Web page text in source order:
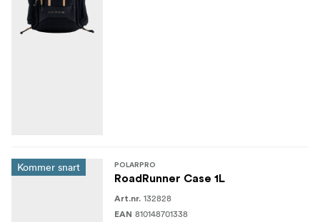
Kommer snart POLARPRO
RoadRunner Case 1L
Art.nr. 132828
EAN 810148701338